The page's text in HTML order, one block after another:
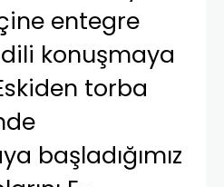
entegre
dili konuşmaya
torba
başladığımız